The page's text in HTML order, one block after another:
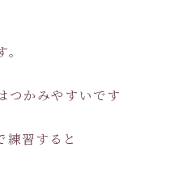
つかみやすいです
練習すると